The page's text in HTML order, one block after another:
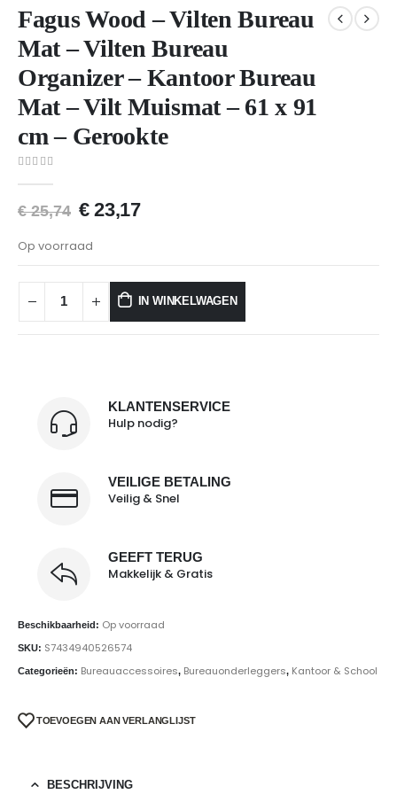
Fagus Wood – Vilten Bureau
Mat – Vilten Bureau
Organizer – Kantoor Bureau
Mat – Vilt Muismat – 61 x 91
cm – Gerookte
€25,74 €23,17
Op voorraad
IN WINKELWAGEN
KLANTENSERVICE
Hulp nodig?
VEILIGE BETALING
Veilig & Snel
GEEFT TERUG
Makkelijk & Gratis
Beschikbaarheid: Op voorraad
SKU: S7434940526574
Categorieën: Bureauaccessoires, Bureauonderleggers, Kantoor & School
TOEVOEGEN AAN VERLANGLIJST
BESCHRIJVING